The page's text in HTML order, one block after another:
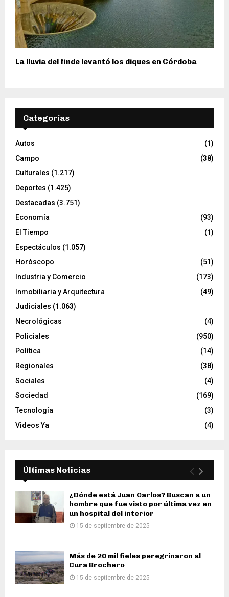
La lluvia del finde levantó los diques en Córdoba
Categorías
Autos
(1)
Campo
(38)
Culturales (1.217)
Deportes (1.425)
Destacadas (3.751)
Economía
(93)
El Tiempo
(1)
Espectáculos (1.057)
Horóscopo
(51)
Industria y Comercio
(173)
Inmobiliaria y Arquitectura
(49)
Judiciales (1.063)
Necrológicas
(4)
Policiales
(950)
Política
(14)
Regionales
(38)
Sociales
(4)
Sociedad
(169)
Tecnología
(3)
Videos Ya
(4)
Últimas Noticias
¿Dónde está Juan Carlos? Buscan a un
hombre que fue visto por última vez en
un hospital del interior
15 de septiembre de 2025
Más de 20 mil fieles peregrinaron al
Cura Brochero
15 de septiembre de 2025